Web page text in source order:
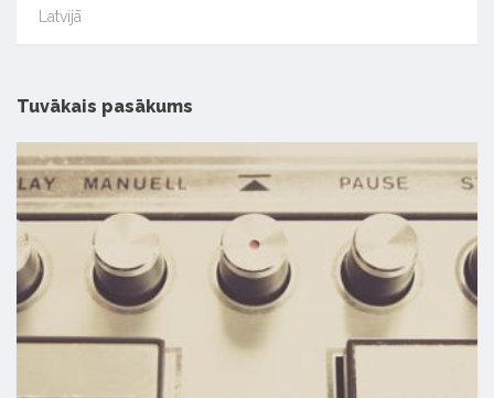
Latvijā
Tuvākais pasākums